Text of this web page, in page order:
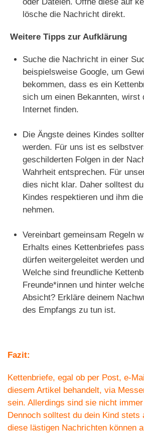
lösche die Nachricht direkt.
Weitere Tipps zur Aufklärung
Suche die Nachricht in einer
beispielsweise Google, um
bekommen, dass es ein
sich um einen Bekannten, wirst
Internet finden.
Die Ängste deines Kindes
werden. Für uns ist es
geschilderten Folgen in der
Wahrheit entsprechen. Für
dies nicht klar. Daher solltest
Kindes respektieren und ihm
nehmen.
Vereinbart gemeinsam Regeln
Erhalts eines Kettenbriefes
dürfen weitergeleitet werden
Welche sind freundliche
Freunde*innen und hinter
Absicht? Erkläre deinem
des Empfangs zu tun ist.
Fazit:
Kettenbriefe, egal ob per Post, e-
diesem Artikel behandelt, via
sein. Allerdings sind sie nicht
Dennoch solltest du dein Kind stets
diese lästigen Nachrichten können